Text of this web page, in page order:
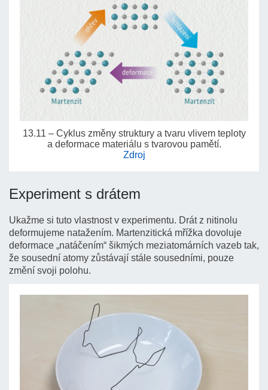
13.11 – Cyklus změny struktury a tvaru vlivem teploty
a deformace materiálu s tvarovou pamětí.
Zdroj
Experiment s drátem
Ukažme si tuto vlastnost v experimentu. Drát z nitinolu
deformujeme natažením. Martenzitická mřížka dovoluje
deformace „natáčením“ šikmých meziatomárních vazeb tak,
že sousední atomy zůstávají stále sousedními, pouze
změní svoji polohu.